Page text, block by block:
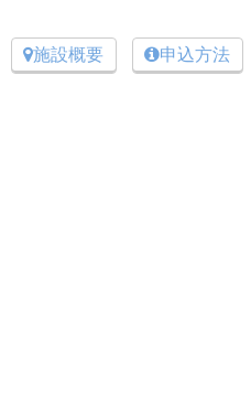
施設概要 申込方法